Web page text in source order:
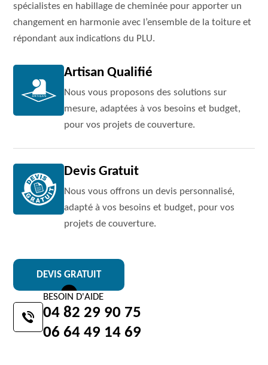
spécialistes en habillage de cheminée pour apporter un
changement en harmonie avec l’ensemble de la toiture et
répondant aux indications du PLU.
Artisan Qualifié
Nous vous proposons des solutions sur
mesure, adaptées à vos besoins et budget,
pour vos projets de couverture.
Devis Gratuit
Nous vous offrons un devis personnalisé,
adapté à vos besoins et budget, pour vos
projets de couverture.
DEVIS GRATUIT
BESOIN D'AIDE
04 82 29 90 75
06 64 49 14 69